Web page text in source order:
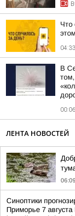
Что
04:33
В
00:06
ЛЕНТА НОВОСТЕЙ
06:09
Синоптики
Приморье 7 августа